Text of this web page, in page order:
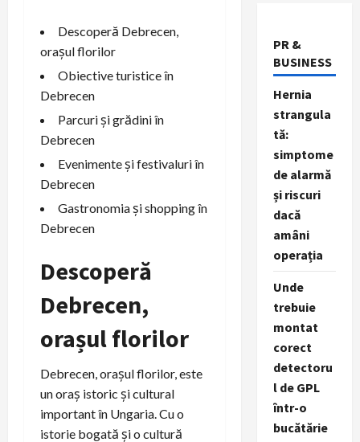
Descoperă Debrecen,
orașul florilor
Obiective turistice în
Debrecen
Parcuri și grădini în
Debrecen
Evenimente și festivaluri în
Debrecen
Gastronomia și shopping în
Debrecen
Descoperă
Debrecen,
orașul florilor
Debrecen, orașul florilor, este
un oraș istoric și cultural
important în Ungaria. Cu o
istorie bogată și o cultură
PR &
BUSINESS
Hernia
strangula
tă:
simptome
de alarmă
și riscuri
dacă
amâni
operația
Unde
trebuie
montat
corect
detectoru
l de GPL
într-o
bucătărie